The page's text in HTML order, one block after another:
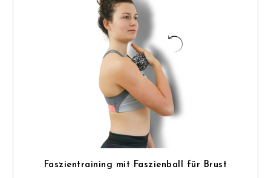
Faszientraining mit Faszienball für Brust